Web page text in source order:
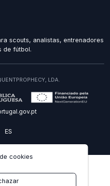
cookies
scouts, analistas, entrenadores
de fútbol.
LDA.
ES